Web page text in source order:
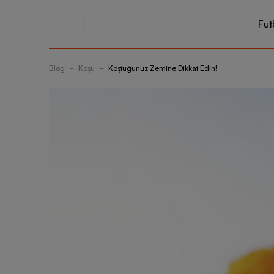
Blog - Koşu - Koştuğunuz Zemine Dikkat Edin!